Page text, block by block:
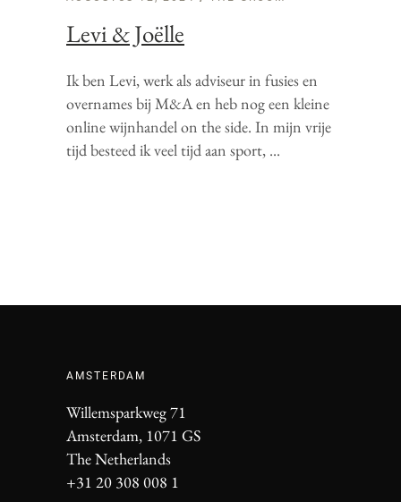
Levi & Joëlle
Ik ben Levi, werk als adviseur in fusies en
overnames bij M&A en heb nog een kleine
online wijnhandel on the side. In mijn vrije
tijd besteed ik veel tijd aan sport,
AMSTERDAM
Willemsparkweg 71
Amsterdam, 1071 GS
The Netherlands
+31 20 308 008 1